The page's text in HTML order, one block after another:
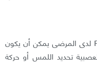
وقال شيسلر أيضا: «إن الجين PIEZO2 لدى المرضى يمكن أن يكون
تحديد اللمس أو حركة